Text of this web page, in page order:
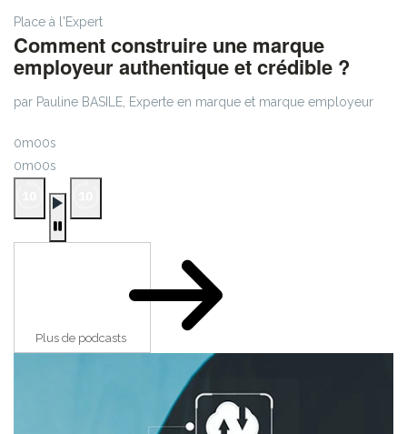
Place à l'Expert
Comment construire une marque
employeur authentique et crédible ?
par Pauline BASILE, Experte en marque et marque employeur
0m00s
0m00s
Plus de podcasts